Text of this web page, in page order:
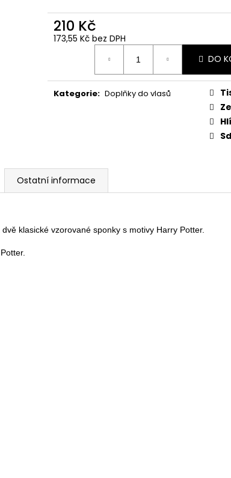
210 Kč
173,55 Kč bez DPH
DO
Kategorie: Doplňky do vlasů
Ostatní informace
klasické vzorované sponky s motivy Harry Potter.
499 Kč